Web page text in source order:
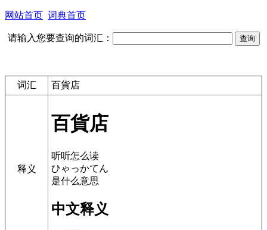
网站首页 词典首页
请输入您要查询的词汇：
词汇 百貨店
释义
百貨店
听听怎么读
ひゃっかてん
是什么意思
中文释义